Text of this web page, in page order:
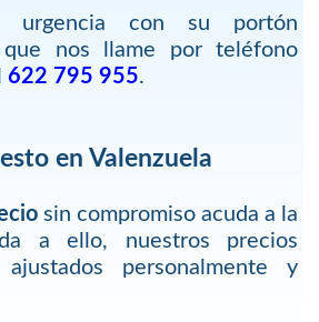
urgencia con su portón
que nos llame por teléfono
622 795 955.
en Valenzuela
sin compromiso acuda a la
a ello, nuestros precios
personalmente y